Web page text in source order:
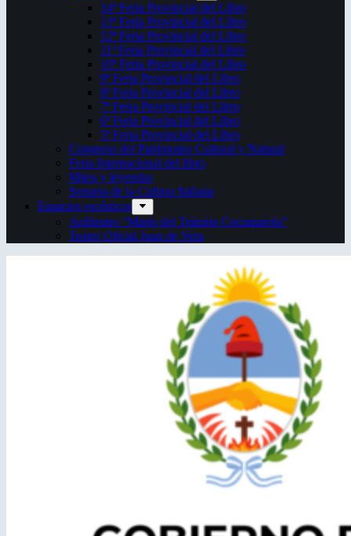
14ª Feria Provincial del Libro
13ª Feria Provincial del Libro
12ª Feria Provincial del Libro
11ª Feria Provincial del Libro
10ª Feria Provincial del Libro
9ª Feria Provincial del Libro
8ª Feria Provincial del Libro
7ª Feria Provincial del Libro
6ª Feria Provincial del Libro
5ª Feria Provincial del Libro
Congreso del Patrimonio Cultural y Natural
Feria Internacional del libro
Mitos y leyendas
Semana de la Cultura Italiana
Espacios escénicos
Anfiteatro “Mario del Tránsito Cocomarola”
Teatro Oficial Juan de Vera